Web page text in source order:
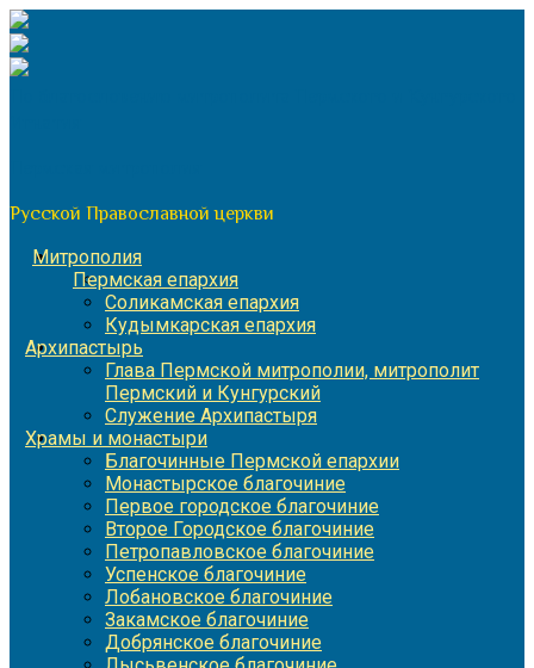
Перейти
к
содержимому
Русской Православной церкви
Митрополия
Пермская епархия
Соликамская епархия
Кудымкарская епархия
Архипастырь
Глава Пермской митрополии, митрополит
Пермский и Кунгурский
Служение Архипастыря
Храмы и монастыри
Благочинные Пермской епархии
Монастырское благочиние
Первое городское благочиние
Второе Городское благочиние
Петропавловское благочиние
Успенское благочиние
Лобановское благочиние
Закамское благочиние
Добрянское благочиние